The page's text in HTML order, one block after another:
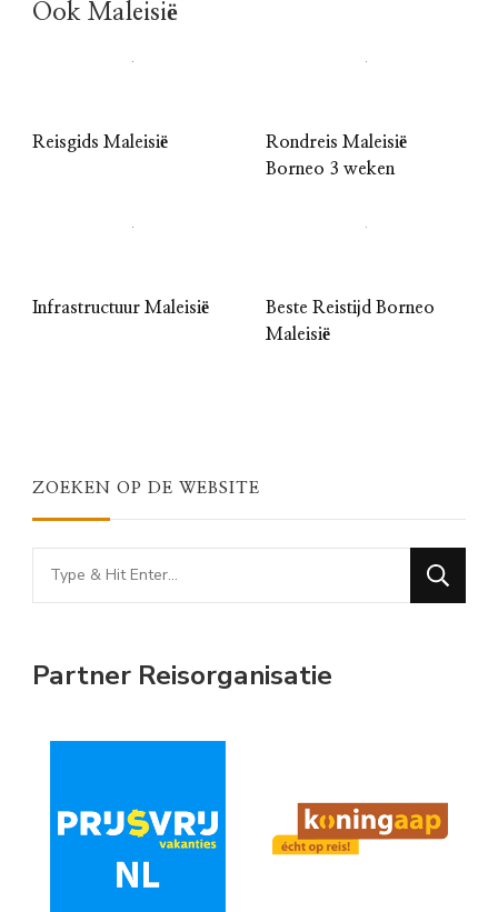
Ook Maleisië
Reisgids Maleisië
Rondreis Maleisië
Borneo 3 weken
Infrastructuur Maleisië
Beste Reistijd Borneo
Maleisië
ZOEKEN OP DE WEBSITE
Looking
for
Partner Reisorganisatie